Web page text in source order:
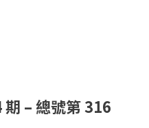
– 總號第 316